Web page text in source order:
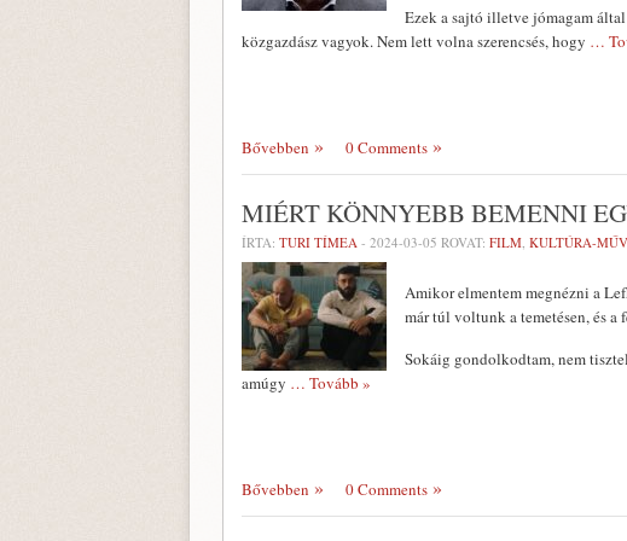
Ezek a sajtó illetve jómagam
közgazdász vagyok. Nem lett volna szerencsés, hogy …
Bővebben 0 Comments
MIÉRT KÖNNYEBB BEMENNI
ÍRTA: TURI TÍMEA - 2024-03-05 ROVAT: FILM, KULTÚRA-
Amikor elmentem megnézni a
már túl voltunk a temetésen, és
Sokáig gondolkodtam, nem
amúgy … Tovább »
Bővebben 0 Comments